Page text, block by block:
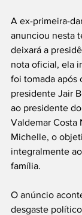
A ex-primeira-
anunciou nesta
deixará a
nota oficial, ela
foi tomada após
presidente Jair
ao presidente
Valdemar Costa
Michelle, o
integralmente
família.
O anúncio
desgaste